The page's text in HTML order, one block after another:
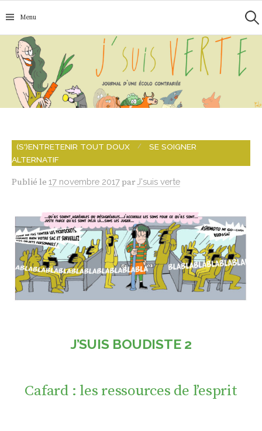
au
contenu
Menu
(S')ENTRETENIR TOUT DOUX /
SE SOIGNER
ALTERNATIF
Publié le 17 novembre 2017 parJ'suis verte
J’SUIS BOUDISTE 2
Cafard : les ressources de l’esprit